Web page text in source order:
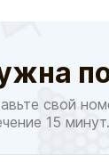
свой
15 минут.